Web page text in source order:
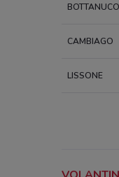
BOTTANUCO
CAMBIAGO
LISSONE